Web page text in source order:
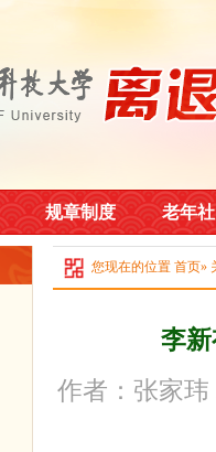
规章制度 老年
您现在的位置 首页»
李
作者：张家